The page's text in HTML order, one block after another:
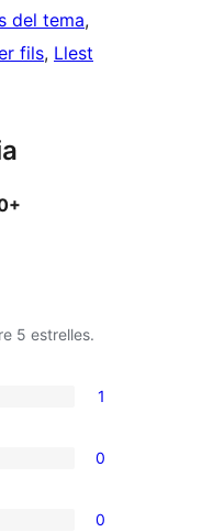
del tema
fils, Llest
5 estrelles.
1
0
0